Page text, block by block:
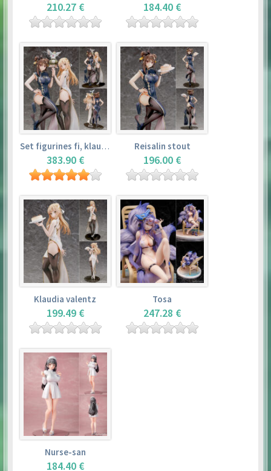
210.27 € 184.40 €
Set figurines fi, klaudia valentz, reisalin stout
383.90 €
Reisalin stout
196.00 €
Klaudia valentz
199.49 €
Tosa
247.28 €
Nurse-san
184.40 €